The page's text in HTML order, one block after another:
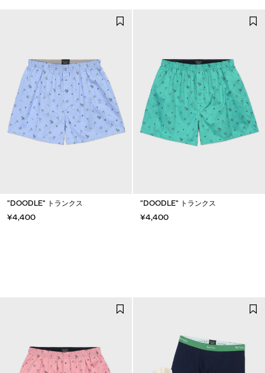
"DOODLE" トランクス
¥4,400
"DOODLE" トランクス
¥4,400